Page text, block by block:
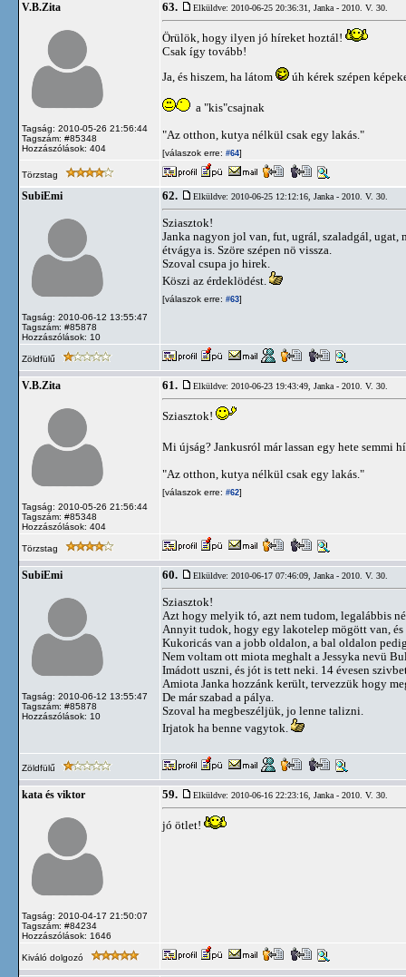
V.B.Zita
Tagság: 2010-05-26 21:56:44
Tagszám: #85348
Hozzászólások: 404
63. Elküldve: 2010-06-25 20:36:31, Janka - 2010. V. 30.
Örülök, hogy ilyen jó híreket hoztál!
Csak így tovább!
Ja, és hiszem, ha látom
úh kérek szépen
a "kis"csajnak
"Az otthon, kutya nélkül csak egy lakás."
[válaszok erre: #64]
Törzstag
SubiEmi
Tagság: 2010-06-12 13:55:47
Tagszám: #85878
Hozzászólások: 10
62. Elküldve: 2010-06-25 12:12:16, Janka - 2010. V. 30.
Sziasztok!
Janka nagyon jol van, fut, ugrál, szaladgál,
étvágya is. Szöre szépen nö vissza.
Szoval csupa jo hirek.
Köszi az érdeklödést.
[válaszok erre: #63]
Zöldfülű
V.B.Zita
Tagság: 2010-05-26 21:56:44
Tagszám: #85348
Hozzászólások: 404
61. Elküldve: 2010-06-23 19:43:49, Janka - 2010. V. 30.
Sziasztok!
Mi újság? Jankusról már lassan egy hete semmi
"Az otthon, kutya nélkül csak egy lakás."
[válaszok erre: #62]
Törzstag
SubiEmi
Tagság: 2010-06-12 13:55:47
Tagszám: #85878
Hozzászólások: 10
60. Elküldve: 2010-06-17 07:46:09, Janka - 2010. V. 30.
Sziasztok!
Azt hogy melyik tó, azt nem tudom, legalábbis
Annyit tudok, hogy egy lakotelep mögött van,
Kukoricás van a jobb oldalon, a bal oldalon
Nem voltam ott miota meghalt a Jessyka nevü
Imádott uszni, és jót is tett neki. 14 évesen
Amiota Janka hozzánk került, tervezzük hogy
De már szabad a pálya.
Szoval ha megbeszéljük, jo lenne talizni.
Irjatok ha benne vagytok.
Zöldfülű
kata és viktor
Tagság: 2010-04-17 21:50:07
Tagszám: #84234
Hozzászólások: 1646
59. Elküldve: 2010-06-16 22:23:16, Janka - 2010. V. 30.
jó ötlet!
Kiváló dolgozó